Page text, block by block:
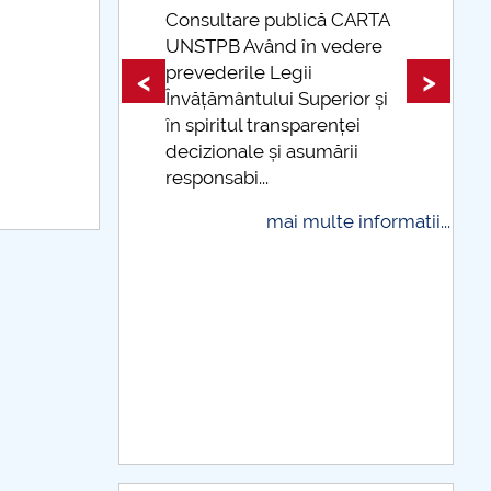
Consultare publică CARTA
UNSTPB Având în vedere
prevederile Legii
Învățământului Superior și
în spiritul transparenței
decizionale și asumării
responsabi...
mai multe informatii...
< >